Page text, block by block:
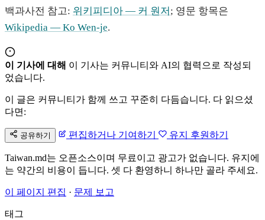
백과사전 참고: 위키피디아 — 커 원저 ; 영문 항목은
Wikipedia — Ko Wen-je.
이 기사에 대해 이 기사는 커뮤니티와 AI의 협력으로 작성되
었습니다.
이 글은 커뮤니티가 함께 쓰고 꾸준히 다듬습니다. 다 읽으셨
다면:
공유하기 편집하거나 기여하기 유지 후원하기
Taiwan.md는 오픈소스이며 무료이고 광고가 없습니다. 유지에
는 약간의 비용이 듭니다. 셋 다 환영하니 하나만 골라 주세요.
이 페이지 편집 · 문제 보고
태그